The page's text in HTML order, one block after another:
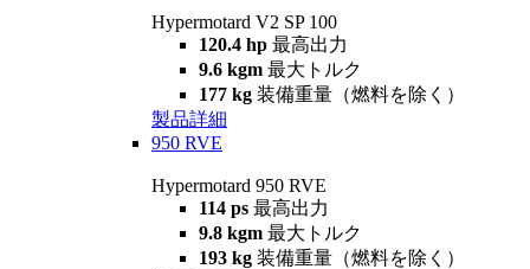
Hypermotard V2 SP 100
120.4 hp 最高出力
9.6 kgm 最大トルク
177 kg 装備重量（燃料を除く）
製品詳細
950 RVE
Hypermotard 950 RVE
114 ps 最高出力
9.8 kgm 最大トルク
193 kg 装備重量（燃料を除く）